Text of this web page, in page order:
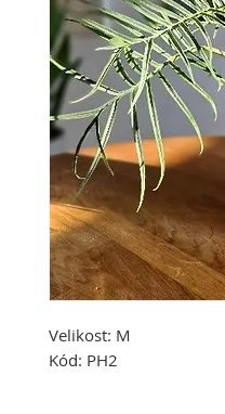
Velikost: M
Kód: PH2